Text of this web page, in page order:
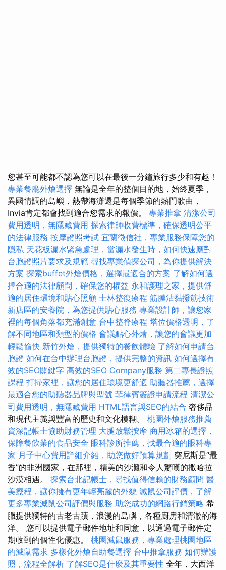
您甚至可能都不認為您可以在最後一分鐘旅行多少和有趣！
專業餐廳外燴選擇 無論是全年的整個目的地，始終夏季，
異國情調的島嶼，熱帶海灘還是每個季節的熱門歌曲，
Invia肯定都會找到適合您需求的報價。 專業推拿 清潔公司
費用透明，無隱藏費用 探索律師收費標準，確保透明公平
的法律服務 按摩證照考試 宜蘭徵信社，專業服務保障您的
隱私 天花板漏水緊急處理，當漏水發生時，如何快速應對
台胞證照片要求及規範 尋找專業偵探公司，為你提供解決
方案 探索buffet外燴價格，選擇最適合的方案 了解如何選
擇合適的法律顧問，確保您的權益 永和護理之家，提供舒
適的居住環境和貼心照顧 士林整復療程 筋膜沾黏撥筋技術
新店區的安養院，為您提供貼心服務 專業設計師，讓您家
裡的每個角落都充滿創意 台中整脊療程 塔位價格透明，了
解不同地區和類型的價格 會議點心外燴，讓您的會議更加
輕鬆愉快 新竹外燴，提供獨特的餐飲體驗 了解如何申請台
胞證 如何在台中辦理台胞證，提供完整的資訊 如何選擇有
效的SEO關鍵字 高效的SEO Company服務 第二專長證照
課程 打掃家裡，讓您的居住環境更舒適 助聽器推薦，選擇
最適合您的助聽器品牌與型號 菲律賓簽證申請流程 清潔公
司費用透明，無隱藏費用 HTML語言與SEO的結合 奢侈品
和現代主義與豐富的歷史和文化模糊。 桃園外燴服務推薦
資深記帳士協助財務管理 大腿放鬆按摩 商用冰箱的選擇，
保障餐飲業的食品安全 眼科診所推薦，找最合適的眼科專
家 月子中心費用詳細介紹，助您做好預算規劃 突尼斯是“最
香”的非洲國家，在那裡，精美的沙灘和令人驚嘆的撒哈拉
沙漠相遇。 探索台北記帳士，尋找值得信賴的財務顧問 醫
美療程，讓你擁有更年輕亮麗的外貌 滅鼠公司評價，了解
更多專業滅鼠公司評價與服務 助您成功的網路行銷策略 希
臘提供獨特的古老古蹟，浪漫的島嶼，各種廚房和清澈的海
洋。 您可以提供電子郵件地址和同意，以通過電子郵件定
期收到的個性化優惠。 桃園滅鼠服務，專業處理桃園地區
的滅鼠需求 多樣化外燴自助餐選擇 台中推拿服務 如何辦護
照，流程全解析 了解SEO是什麼及其重要性 全年，大西洋